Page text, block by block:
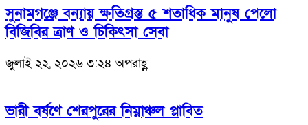
সুনামগঞ্জে বন্যায় ক্ষতিগ্রস্ত ৫ শতাধিক মানুষ পেলো
বিজিবির ত্রাণ ও চিকিৎসা সেবা
জুলাই ২২, ২০২৬ ৩:২৪ অপরাহ্ণ
ভারী বর্ষণে শেরপুরের নিম্নাঞ্চল প্লাবিত